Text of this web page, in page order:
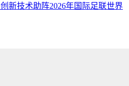
新技术助阵2026年国际足联世界